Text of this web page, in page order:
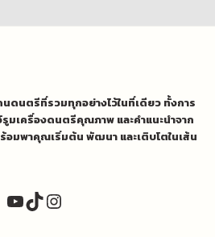
ดนตรีที่รวมทุกอย่างไว้ในที่เดียว ทั้งการ
มเครื่องดนตรีคุณภาพ และคำแนะนำจาก
มพาคุณเริ่มต้น พัฒนา และเติบโตในเส้น
YouTube
TikTok
Instagram